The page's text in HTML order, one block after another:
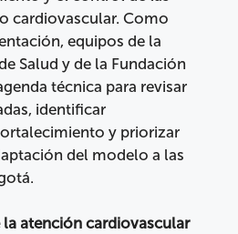
cardiovascular. Como
equipos de la
Salud y de la Fundación
técnica para revisar
identificar
y priorizar
del modelo a las
atención cardiovascular